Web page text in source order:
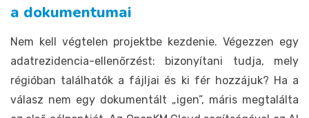
a dokumentumai
Nem kell végtelen projektbe kezdenie. Végezzen egy
adatrezidencia-ellenőrzést: bizonyítani tudja, mely
régióban találhatók a fájljai és ki fér hozzájuk? Ha a
válasz nem egy dokumentált „igen”, máris megtalálta